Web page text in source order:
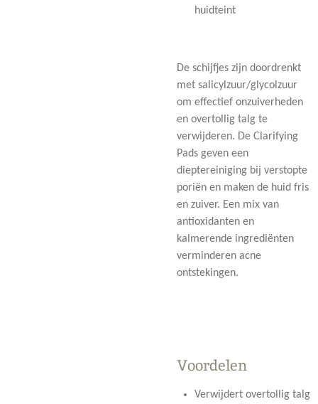
huidteint
De schijfjes zijn doordrenkt
met salicylzuur/glycolzuur
om effectief onzuiverheden
en overtollig talg te
verwijderen. De Clarifying
Pads geven een
dieptereiniging bij verstopte
poriën en maken de huid fris
en zuiver. Een mix van
antioxidanten en
kalmerende ingrediënten
verminderen acne
ontstekingen.
Voordelen
Verwijdert overtollig talg